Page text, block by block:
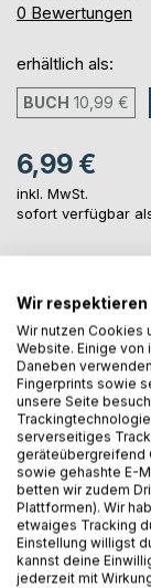
0%
0 Bewertungen
erhältlich als:
BUCH 10,99 €
6,99 €
inkl. MwSt.
sofort verfügbar
Auf die Merkliste
Titel bewerten
BESCHREIBUNG
Wir
Wir nutzen Cookies
Website. Einige von
Daneben
Fingerprints sowie
unsere Seite
serverseitiges
geräteübergreifend
sowie gehashte E-
betten wir zudem
Plattformen). Wir
etwaiges Tracking
Einstellung willigst
kannst deine
jederzeit mit